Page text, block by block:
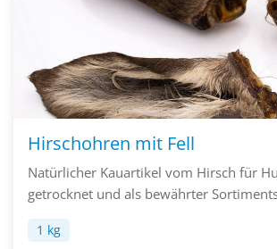
Hirschohren mit Fell
Natürlicher Kauartikel vom Hirsch für
getrocknet und als bewährter
1 kg